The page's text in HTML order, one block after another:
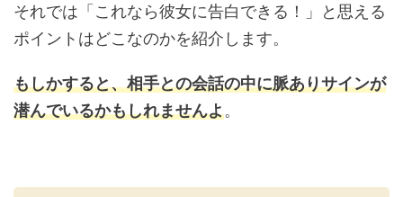
それでは「これなら彼女に告白できる！」と思える
ポイントはどこなのかを紹介します。
もしかすると、相手との会話の中に脈ありサインが
潜んでいるかもしれませんよ。